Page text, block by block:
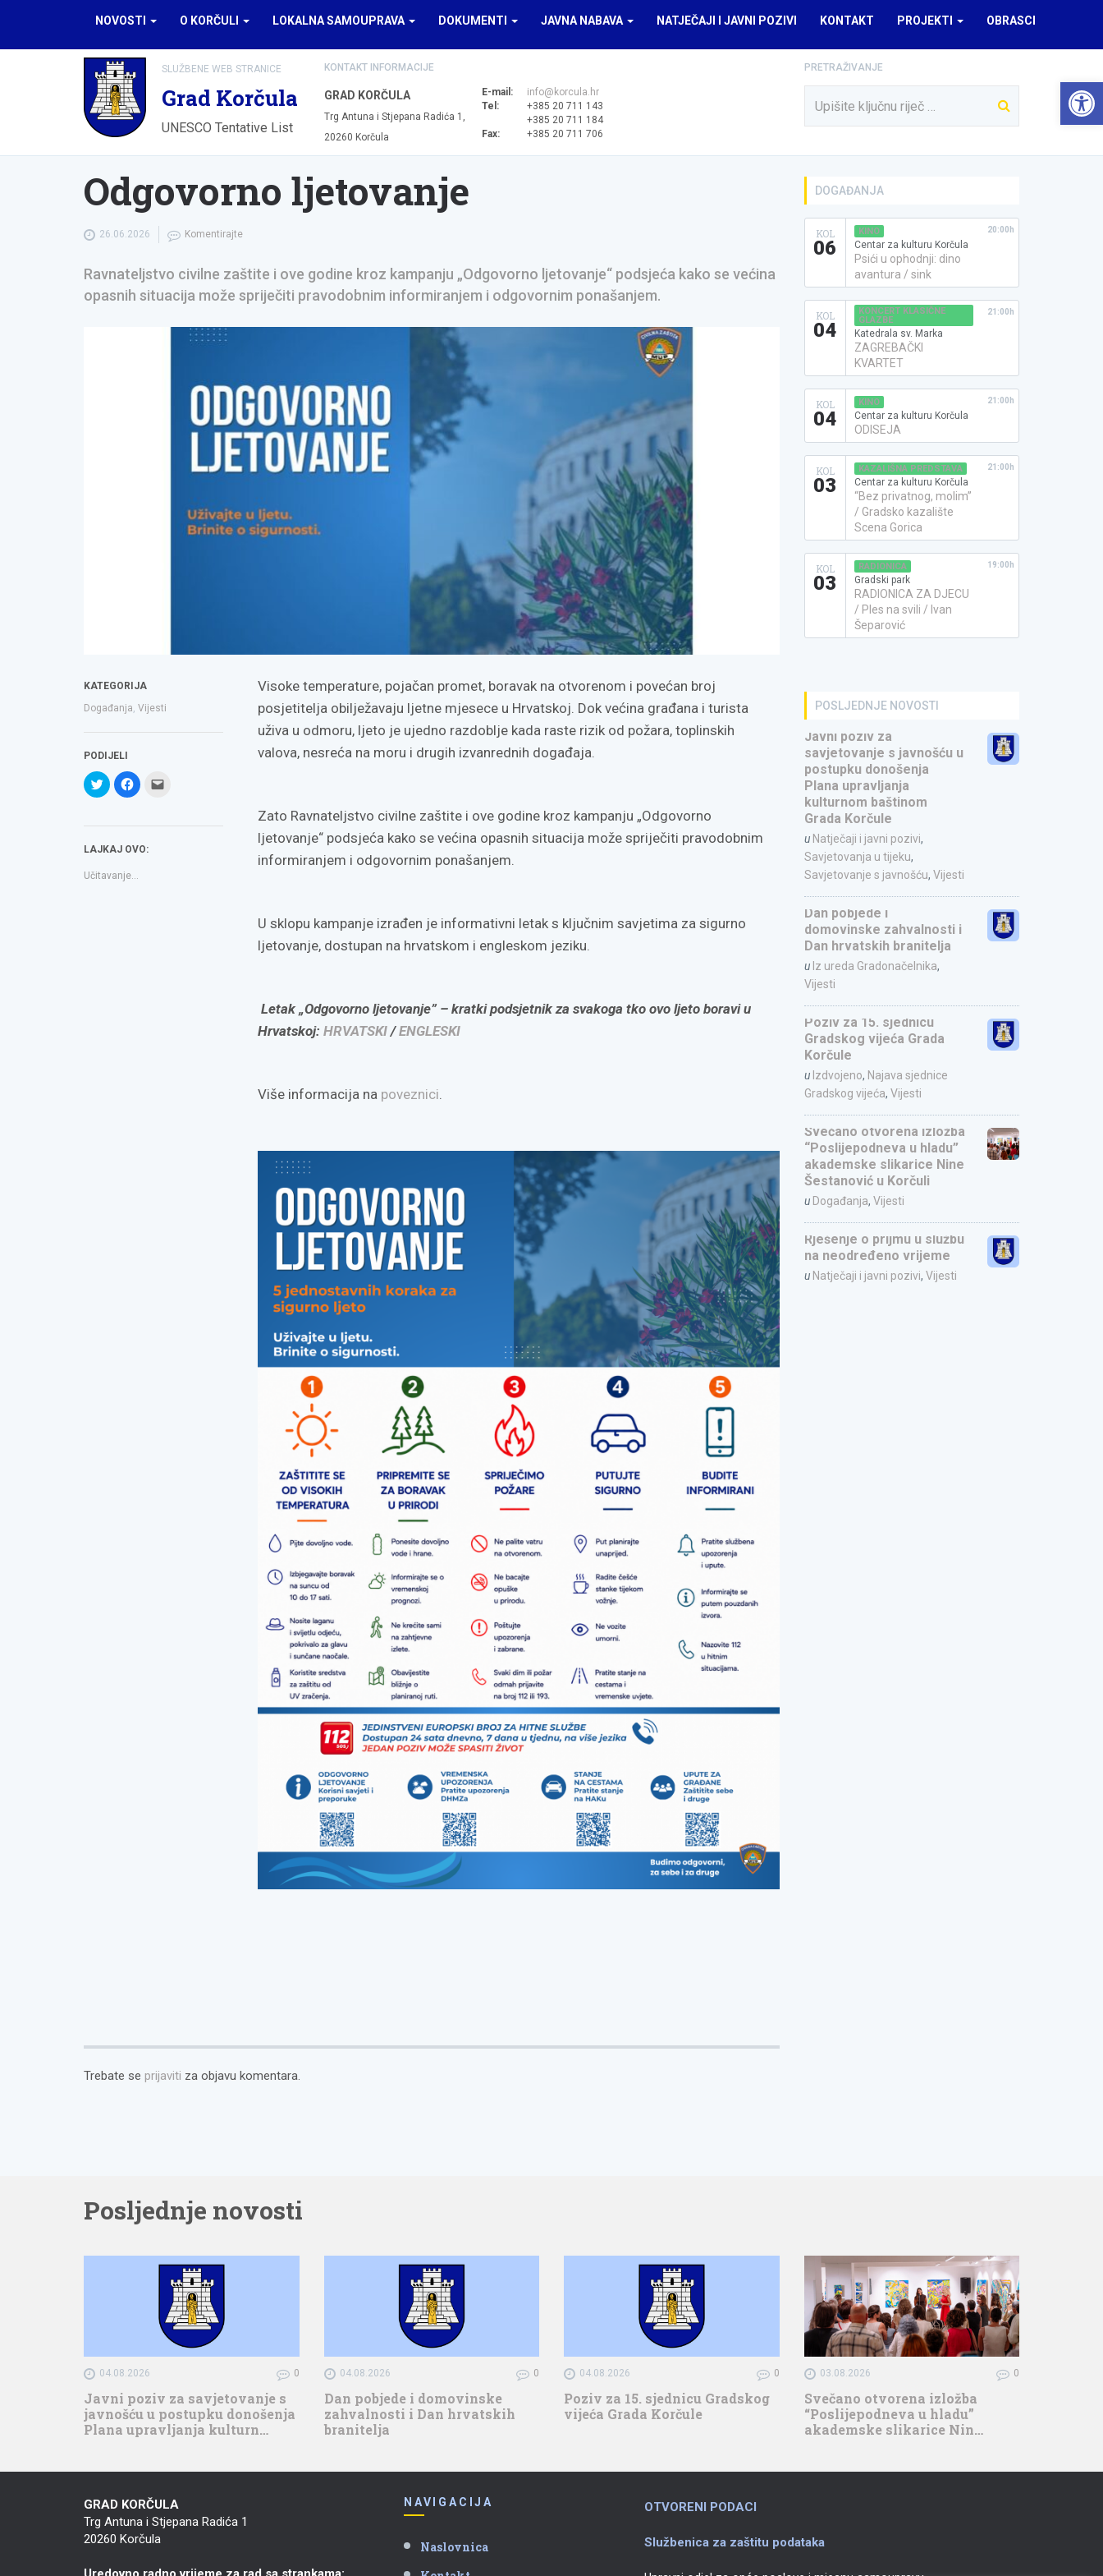
NOVOSTI O KORČULI LOKALNA SAMOUPRAVA DOKUMENTI JAVNA NABAVA NATJEČAJI I JAVNI POZIVI KONTAKT PROJEKTI OBRASCI
SLUŽBENE WEB STRANICE
Grad Korčula
UNESCO Tentative List
KONTAKT INFORMACIJE
GRAD KORČULA
Trg Antuna i Stjepana Radića 1,
20260 Korčula
E-mail:
info@korcula.hr
Tel:
+385 20 711 143
+385 20 711 184
Fax:
+385 20 711 706
PRETRAŽIVANJE
Odgovorno ljetovanje
26.06.2026 Komentirajte
Ravnateljstvo civilne zaštite i ove godine kroz kampanju „Odgovorno ljetovanje“ podsjeća kako se većina
opasnih situacija može spriječiti pravodobnim informiranjem i odgovornim ponašanjem.
Visoke temperature, pojačan promet, boravak na otvorenom i povećan broj
posjetitelja obilježavaju ljetne mjesece u Hrvatskoj. Dok većina građana i turista
uživa u odmoru, ljeto je ujedno razdoblje kada raste rizik od požara, toplinskih
valova, nesreća na moru i drugih izvanrednih događaja.
Zato Ravnateljstvo civilne zaštite i ove godine kroz kampanju „Odgovorno
ljetovanje“ podsjeća kako se većina opasnih situacija može spriječiti pravodobnim
informiranjem i odgovornim ponašanjem.
U sklopu kampanje izrađen je informativni letak s ključnim savjetima za sigurno
ljetovanje, dostupan na hrvatskom i engleskom jeziku.
Letak „Odgovorno ljetovanje” – kratki podsjetnik za svakoga tko ovo ljeto boravi u
Hrvatskoj: HRVATSKI/ENGLESKI
Više informacija na poveznici.
KATEGORIJA
Događanja, Vijesti
PODIJELI
Podijeli
na
Twitteru
u
prozoru)
Klikom
podijelite
u
prozoru)
to
LAJKAJ OVO:
Učitavanje...
Trebate se prijaviti za objavu komentara.
DOGAĐANJA
KOL
06
KINO
Centar za kulturu Korčula
Psići u ophodnji: dino
avantura / sink
20:00h
KOL
04
KONCERT KLASIČNE
GLAZBE
Katedrala sv. Marka
ZAGREBAČKI
KVARTET
21:00h
KOL
04
KINO
Centar za kulturu Korčula
ODISEJA
21:00h
KOL
03
KAZALIŠNA PREDSTAVA
Centar za kulturu Korčula
“Bez privatnog, molim”
/ Gradsko kazalište
Scena Gorica
21:00h
KOL
03
RADIONICA
Gradski park
RADIONICA ZA DJECU
/ Ples na svili / Ivan
Šeparović
19:00h
POSLJEDNJE NOVOSTI
Javni poziv za
savjetovanje s javnošću u
postupku donošenja
Plana upravljanja
kulturnom baštinom
Grada Korčule
u Natječaji i javni pozivi,
Savjetovanja u tijeku,
Savjetovanje s javnošću, Vijesti
Dan pobjede i
domovinske zahvalnosti i
Dan hrvatskih branitelja
u Iz ureda Gradonačelnika,
Vijesti
Poziv za 15. sjednicu
Gradskog vijeća Grada
Korčule
u Izdvojeno, Najava sjednice
Gradskog vijeća, Vijesti
Svečano otvorena izložba
“Poslijepodneva u hladu”
akademske slikarice Nine
Šestanović u Korčuli
u Događanja, Vijesti
Rješenje o prijmu u službu
na neodređeno vrijeme
u Natječaji i javni pozivi, Vijesti
Posljednje novosti
04.08.2026 0
Javni poziv za savjetovanje s
javnošću u postupku donošenja
Plana upravljanja kulturn…
04.08.2026 0
Dan pobjede i domovinske
zahvalnosti i Dan hrvatskih
branitelja
04.08.2026 0
Poziv za 15. sjednicu Gradskog
vijeća Grada Korčule
03.08.2026 0
Svečano otvorena izložba
“Poslijepodneva u hladu”
akademske slikarice Nin…
GRAD KORČULA
Trg Antuna i Stjepana Radića 1
20260 Korčula
NAVIGACIJA
Naslovnica
OTVORENI PODACI
Službenica za zaštitu podataka